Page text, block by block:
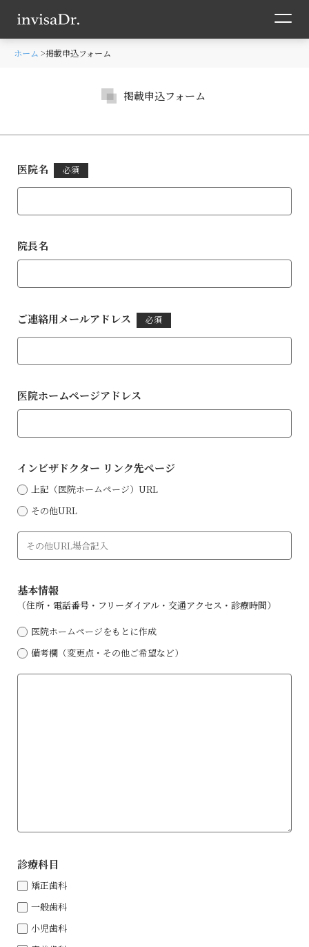
ホーム 掲載申込フォーム
掲載申込フォーム
医院名 必須
院⻑名
ご連絡用メールアドレス 必須
医院ホームページアドレス
インビザドクター リンク先ページ
上記（医院ホームページ）URL
その他URL
基本情報
（住所・電話番号・フリーダイアル・交通アクセス・診療時間）
医院ホームページをもとに作成
備考欄（変更点・その他ご希望など）
診療科⽬
矯正⻭科
⼀般⻭科
⼩児⻭科